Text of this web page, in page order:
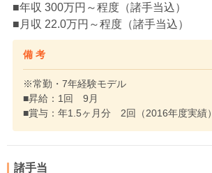
■年収 300万円～程度（諸手当込）
■月収 22.0万円～程度（諸手当込）
備 考
※常勤・7年経験モデル
■昇給：1回 9月
■賞与：年1.5ヶ月分 2回（2016年度実績）
諸手当